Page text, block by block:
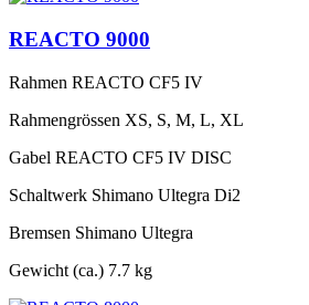
REACTO 9000
Rahmen REACTO CF5 IV
Rahmengrössen XS, S, M, L, XL
Gabel REACTO CF5 IV DISC
Schaltwerk Shimano Ultegra Di2
Bremsen Shimano Ultegra
Gewicht (ca.) 7.7 kg